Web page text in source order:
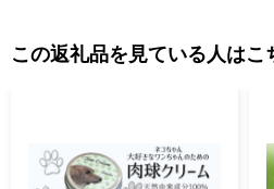
この返礼品を見ている人はこ